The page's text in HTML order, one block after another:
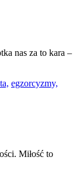
nas za to kara –
egzorcyzmy,
Miłość to